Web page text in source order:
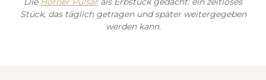
Stück, das täglich getragen und später weitergegeben
werden kann.